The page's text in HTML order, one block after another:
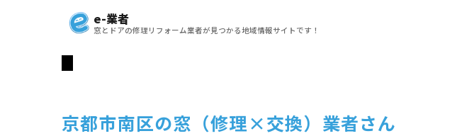
e-業者
窓とドアの修理リフォーム業者が見つかる地域情報サイトです！
京都市南区の窓（修理×交換）業者さん